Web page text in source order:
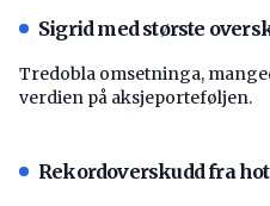
Sigrid med største
Tredobla omsetninga,
verdien på aksjeporteføljen.
Rekordoverskudd fra